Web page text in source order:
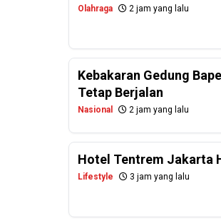
Olahraga 2 jam yang lalu
Kebakaran Gedung
Tetap Berjalan
Nasional 2 jam yang lalu
Hotel Tentrem Jakarta
Lifestyle 3 jam yang lalu